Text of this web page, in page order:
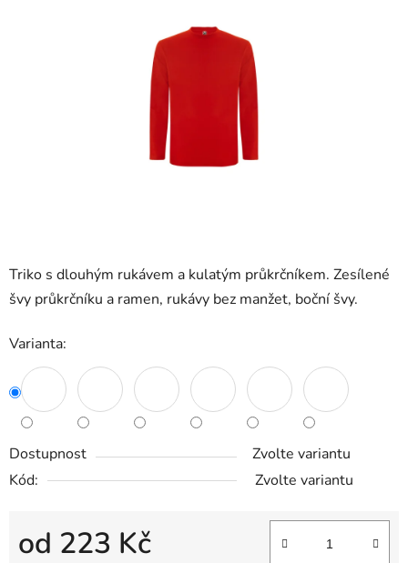
Triko s dlouhým rukávem a kulatým průkrčníkem. Zesílené
švy průkrčníku a ramen, rukávy bez manžet, boční švy.
Varianta:
Dostupnost
Zvolte variantu
Kód:
Zvolte variantu
od 223 Kč